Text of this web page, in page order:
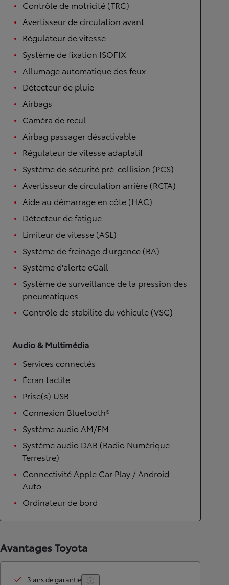
Contrôle de motricité (TRC)
Avertisseur de circulation avant
Régulateur de vitesse
Système de fixation ISOFIX
Allumage automatique des feux
Détecteur de pluie
Airbags
Caméra de recul
Airbag passager désactivable
Régulateur de vitesse adaptatif
Système de sécurité pré-collision (PCS)
Avertisseur de circulation arrière (RCTA)
Aide au démarrage en côte (HAC)
Détecteur de fatigue
Limiteur de vitesse (ASL)
Système de freinage d'urgence (BA)
Système d'alerte eCall
Système de surveillance de la pression des
pneumatiques
Contrôle de stabilité du véhicule (VSC)
Audio & Multimédia
Services connectés
Écran tactile
Prise(s) USB
Connexion Bluetooth®
Système audio AM/FM
Système audio DAB (Radio Numérique
Terrestre)
Connectivité Apple Car Play / Android
Auto
Ordinateur de bord
Avantages Toyota
3 ans de garantie